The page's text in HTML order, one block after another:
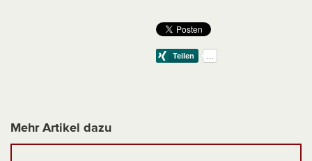
Mehr Artikel dazu